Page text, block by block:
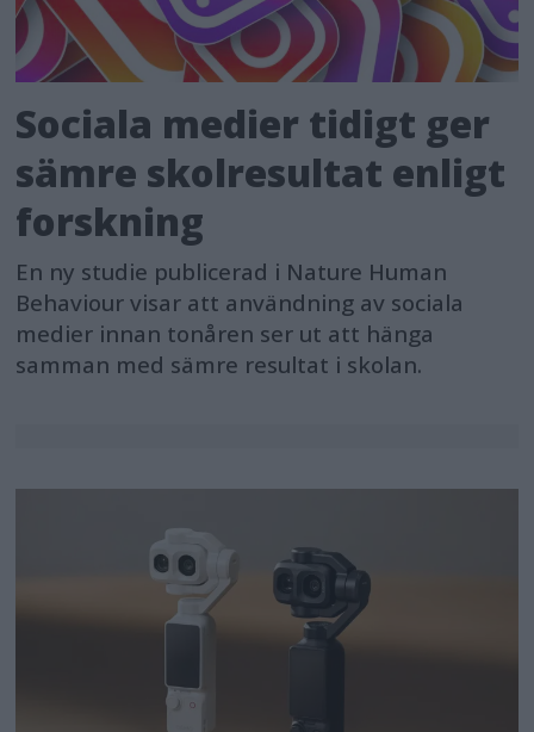
Sociala medier tidigt ger
sämre skolresultat enligt
forskning
En ny studie publicerad i Nature Human
Behaviour visar att användning av sociala
medier innan tonåren ser ut att hänga
samman med sämre resultat i skolan.